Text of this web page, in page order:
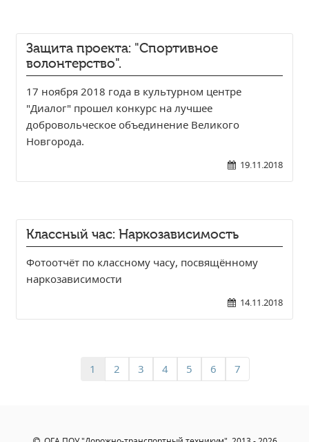
Защита проекта: "Спортивное
волонтерство".
17 ноября 2018 года в культурном центре
"Диалог" прошел конкурс на лучшее
добровольческое объединение Великого
Новгорода.
19.11.2018
Классный час: Наркозависимость
Фотоотчёт по классному часу, посвящённому
наркозависимости
14.11.2018
1 2 3 4 5 6 7